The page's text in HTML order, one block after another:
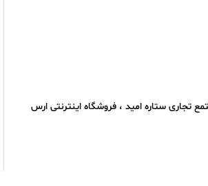
تجاری ستاره امید ، فروشگاه اینترنتی ارس